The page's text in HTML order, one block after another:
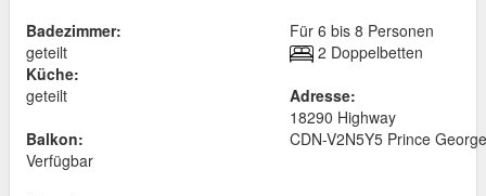
Badezimmer:
geteilt
Küche:
geteilt
Balkon:
Verfügbar
Für 6 bis 8 Personen
2 Doppelbetten
Adresse:
18290 Highway
CDN-V2N5Y5Prince George